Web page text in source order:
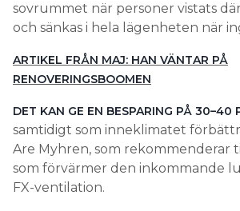
sovrummet när personer vistats
och sänkas i hela lägenheten när
ARTIKEL FRÅN MAJ: HAN VÄNTAR PÅ
RENOVERINGSBOOMEN
DET KAN GE EN BESPARING PÅ 30–40
samtidigt som inneklimatet
Are Myhren, som rekommenderar
som förvärmer den inkommande
FX-ventilation.